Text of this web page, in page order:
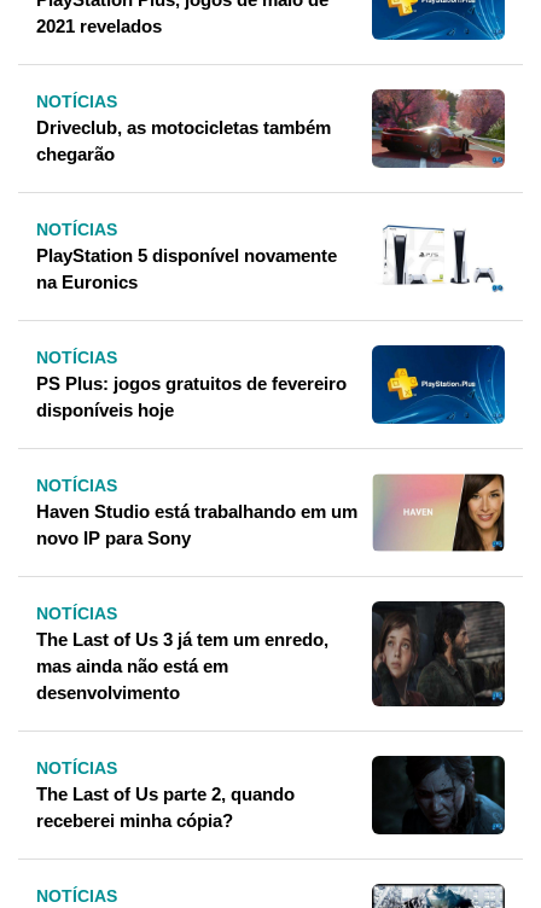
2021 revelados
NOTÍCIAS
Driveclub, as motocicletas também
chegarão
NOTÍCIAS
PlayStation 5 disponível novamente
na Euronics
NOTÍCIAS
PS Plus: jogos gratuitos de fevereiro
disponíveis hoje
NOTÍCIAS
Haven Studio está trabalhando em um
novo IP para Sony
NOTÍCIAS
The Last of Us 3 já tem um enredo,
mas ainda não está em
desenvolvimento
NOTÍCIAS
The Last of Us parte 2, quando
receberei minha cópia?
NOTÍCIAS